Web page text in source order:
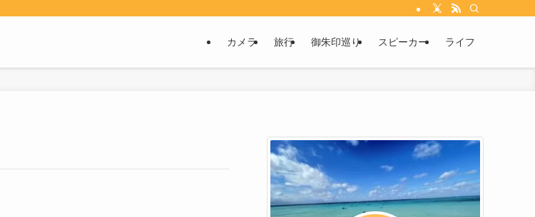
カメラ 旅行 御朱印巡り スピーカー ライフ